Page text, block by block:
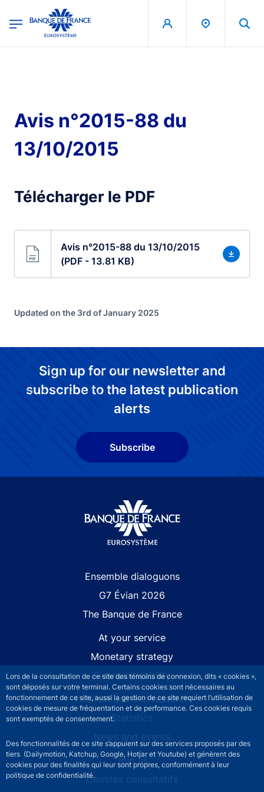
Lors de la consultation de ce site des témoins de connexion, dits « cookies »,
sont déposés sur votre terminal. Certains cookies sont nécessaires au
fonctionnement de ce site, aussi la gestion de ce site requiert l’utilisation de
cookies de mesure de fréquentation et de performance. Ces cookies requis
sont exemptés de consentement.
Des fonctionnalités de ce site s’appuient sur des services proposés par des
tiers (Dailymotion, Katchup, Google, Hotjar et Youtube) et génèrent des
cookies pour des finalités qui leur sont propres, conformément à leur
politique de confidentialité.
Banque de France - Menu Principal
Avis n°2015-88 du
13/10/2015
Télécharger le PDF
Avis n°2015-88 du 13/10/2015
(PDF - 13.81 KB)
Updated on the 3rd of January 2025
Sign up for our newsletter and
subscribe to the latest publication
alerts
Subscribe
Ensemble dialoguons
G7 Évian 2026
The Banque de France
At your service
Monetary strategy
Financial stability
Publications and research
Statistics
News and events
Join us
Comités consultatifs